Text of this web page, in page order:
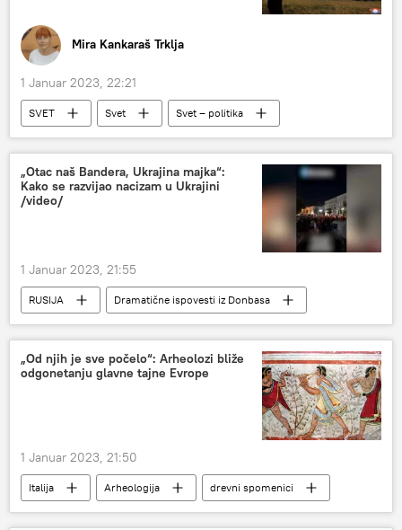
Mira Kankaraš Trklja
1 Januar 2023, 22:21
SVET Svet
Svet – politika
Vojska i naoružanje
Severna Koreja
Kim Džong Un
Analize i mišljenja
„Otac naš Bandera, Ukrajina majka“:
Kako se razvijao nacizam u Ukrajini
/video/
1 Januar 2023, 21:55
RUSIJA Dramatične ispovesti iz Donbasa
„Od njih je sve počelo“: Arheolozi bliže
odgonetanju glavne tajne Evrope
1 Januar 2023, 21:50
Italija Arheologija
drevni spomenici
natpisi
ŽIVOT